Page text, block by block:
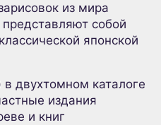
из мира
собой
японской
в двухтомном каталоге
издания
и книг